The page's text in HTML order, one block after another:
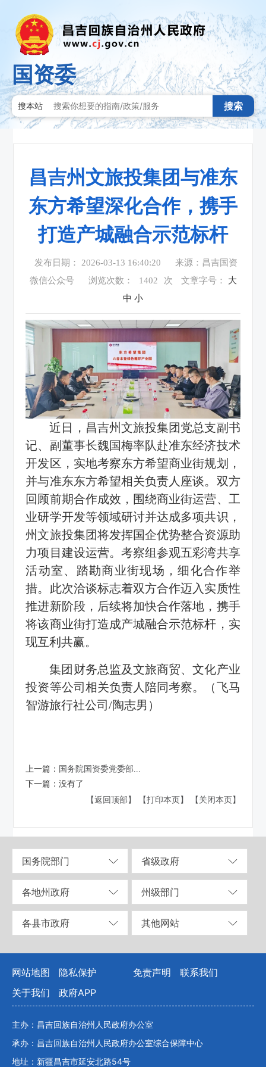
国资委
搜本站 搜索
昌吉州文旅投集团与准东
东方希望深化合作，携手
打造产城融合示范标杆
发布日期： 2026-03-13 16:40:20
来源：昌吉国资
微信公众号
浏览次数： 1402 次 文章字号： 大
中 小
近日，昌吉州文旅投集团党总支副书
记、副董事长魏国梅率队赴准东经济技术
开发区，实地考察东方希望商业街规划，
并与准东东方希望相关负责人座谈。双方
回顾前期合作成效，围绕商业街运营、工
业研学开发等领域研讨并达成多项共识，
州文旅投集团将发挥国企优势整合资源助
力项目建设运营。考察组参观五彩湾共享
活动室、踏勘商业街现场，细化合作举
措。此次洽谈标志着双方合作迈入实质性
推进新阶段，后续将加快合作落地，携手
将该商业街打造成产城融合示范标杆，实
现互利共赢。
集团财务总监及文旅商贸、文化产业
投资等公司相关负责人陪同考察。（飞马
智游旅行社公司/陶志男）
上一篇： 国务院国资委党委部...
下一篇：没有了
【返回顶部】
【打印本页】 【关闭本页】
国务院部门 省级政府
各地州政府 州级部门
各县市政府 其他网站
网站地图 隐私保护 免责声明
联系我们
关于我们
政府APP
主办：昌吉回族自治州人民政府办公室
承办：昌吉回族自治州人民政府办公室综合保障中心
地址：新疆昌吉市延安北路54号